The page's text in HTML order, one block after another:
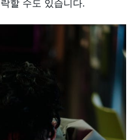
할 수도 있습니다.